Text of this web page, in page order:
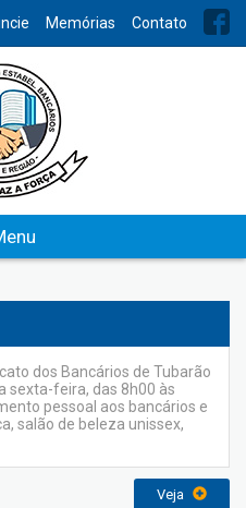
Memórias Contato
é a demonstração
e unida, fortalecida
estabelecem na relação entre
dos Bancários de Tubarão
sexta-feira, das 8h00 às
pessoal aos bancários e
salão de beleza unissex,
Veja